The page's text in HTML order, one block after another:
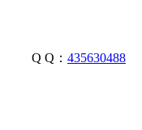
Q Q： 435630488